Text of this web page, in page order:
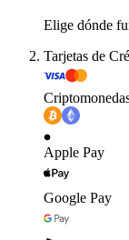
Elige dónde
Tarjetas de
Apple Pay
Google Pay